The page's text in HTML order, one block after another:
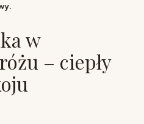
w
– ciepły